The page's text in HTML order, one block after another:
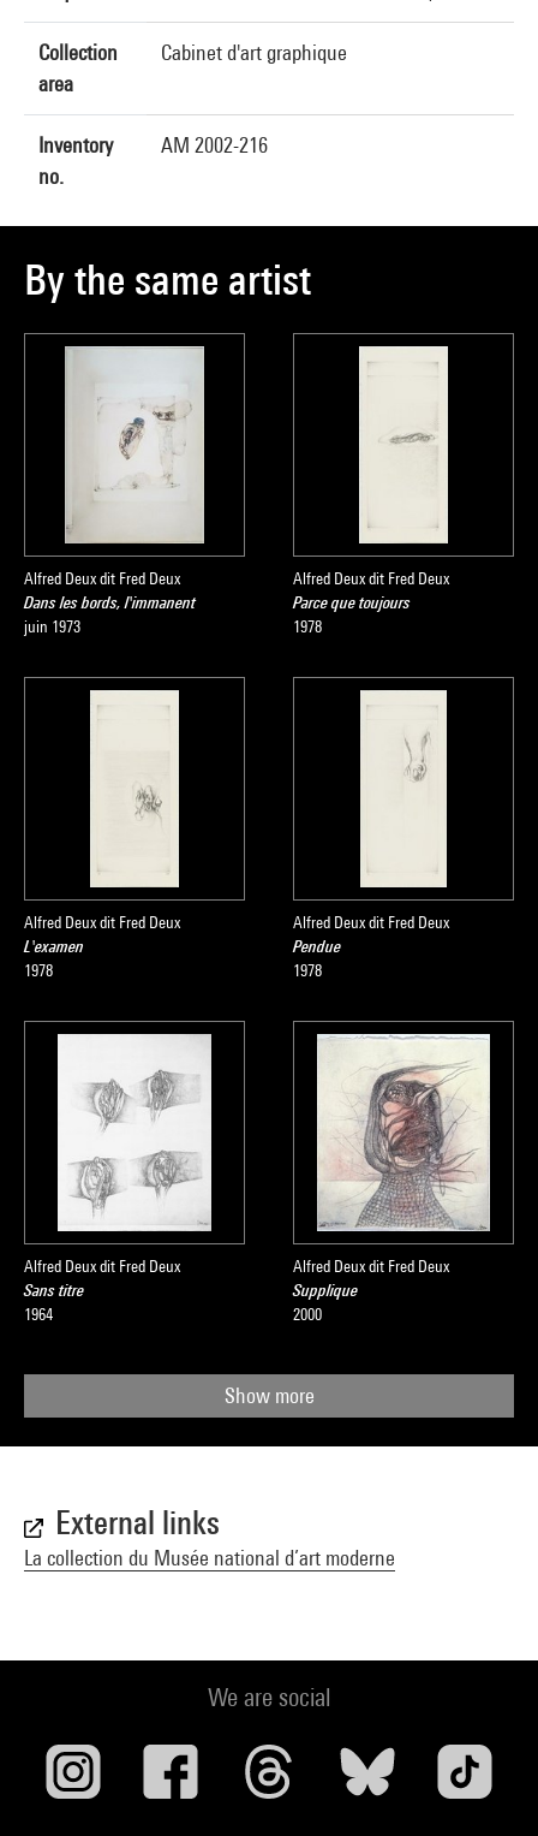
Collection
area
Cabinet d'art graphique
Inventory
no.
AM 2002-216
By the same artist
Alfred Deux dit Fred Deux
Dans les bords, l'immanent
juin 1973
Alfred Deux dit Fred Deux
Parce que toujours
1978
Alfred Deux dit Fred Deux
L'examen
1978
Alfred Deux dit Fred Deux
Pendue
1978
Alfred Deux dit Fred Deux
Sans titre
1964
Alfred Deux dit Fred Deux
Supplique
2000
Show more
External links
La collection du Musée national d’art moderne
We are social